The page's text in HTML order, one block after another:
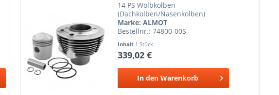
14 PS Wölbkolben
(Dachkolben/Nasenkolben)
Marke: ALMOT
Bestellnr.: 74800-00S
Inhalt 1 Stück
339,02 €
In den Warenkorb